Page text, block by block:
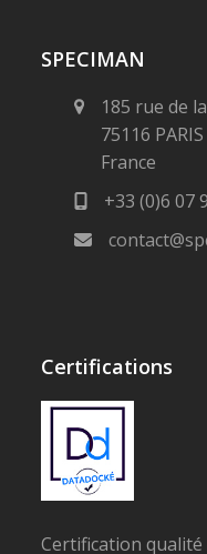
SPECIMAN
185 rue de
75116 PARIS
France
+33 (0)6 07
Certifications
Certification